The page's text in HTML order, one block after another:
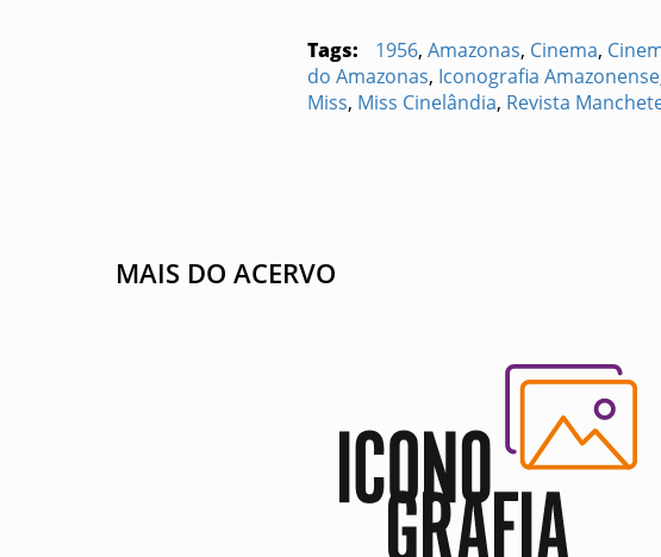
Tags: 1956, Amazonas, Cinema,
do Amazonas, Iconografia Amazonense
Miss, Miss Cinelândia, Revista
MAIS DO ACERVO